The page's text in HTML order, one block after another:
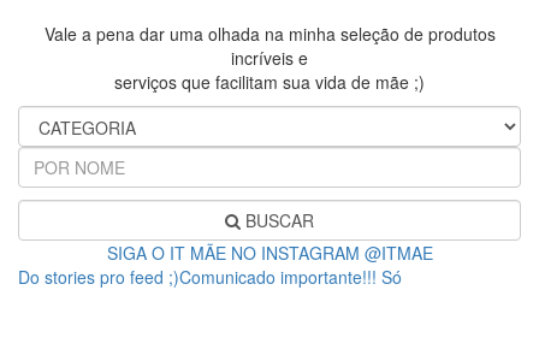
Vale a pena dar uma olhada na minha seleção de produtos
incríveis e
serviços que facilitam sua vida de mãe ;)
BUSCAR
SIGA O IT MÃE NO INSTAGRAM @ITMAE
Do stories pro feed ;)Comunicado importante!!! Só